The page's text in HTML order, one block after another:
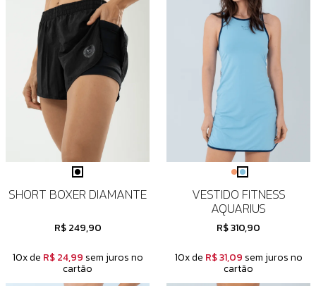
SHORT BOXER DIAMANTE
R$ 249,90
10x de R$ 24,99 sem juros no
cartão
VESTIDO FITNESS
AQUARIUS
R$ 310,90
10x de R$ 31,09 sem juros no
cartão